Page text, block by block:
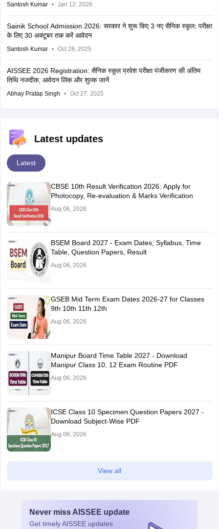
Santosh Kumar Jan 12, 2026
Sainik School Admission 2026: सरकार ने शुरू किए 3 नए सैनिक स्कूल; परीक्षा
के लिए 30 अक्टूबर तक करें आवेदन
Santosh Kumar Oct 28, 2025
AISSEE 2026 Registration: सैनिक स्कूल प्रवेश परीक्षा पंजीकरण की अंतिम
तिथि नजदीक, आवेदन लिंक और शुल्क जानें
Abhay Pratap Singh Oct 27, 2025
Latest updates
Latest
CBSE 10th Result Verification 2026: Apply for
Photocopy, Re-evaluation & Marks Verification
Aug 06, 2026
BSEM Board 2027 - Exam Dates, Syllabus, Time
Table, Question Papers, Result
Aug 06, 2026
GSEB Mid Term Exam Dates 2026-27 for Classes
9th 10th 11th 12th
Aug 06, 2026
Manipur Board Time Table 2027 - Download
Manipur Class 10, 12 Exam Routine PDF
Aug 06, 2026
ICSE Class 10 Specimen Question Papers 2027 -
Download Subject-Wise PDF
Aug 06, 2026
View all
Never miss AISSEE update
Get timelyAISSEE updates